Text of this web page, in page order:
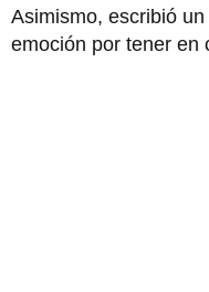
Asimismo, escribió
emoción por tener en